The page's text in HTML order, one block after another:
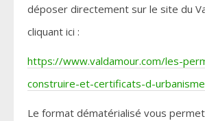
déposer directement sur le site du
cliquant ici :
https://www.valdamour.com/les-
construire-et-certificats-d-
Le format dématérialisé vous